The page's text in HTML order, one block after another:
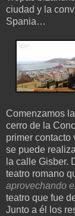
ciudad y la
Spania…
Comenzamos
cerro de la
primer contacto
se puede
la calle Gisber.
teatro romano
aprovechando
teatro que fue
Junto a él los